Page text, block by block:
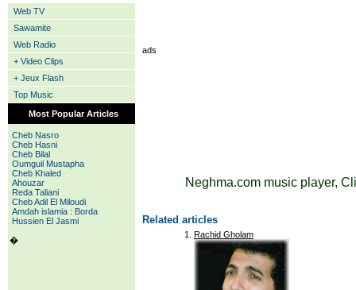
Web TV
Sawamite
Web Radio
+ Video Clips
+ Jeux Flash
Top Music
Most Popular Articles
Cheb Nasro
Cheb Hasni
Cheb Bilal
Oumguil Mustapha
Cheb Khaled
Ahouzar
Reda Taliani
Cheb Adil El Miloudi
Amdah islamia : Borda
Hussien El Jasmi
�
ads
Neghma.com music player,
Related articles
Rachid Gholam